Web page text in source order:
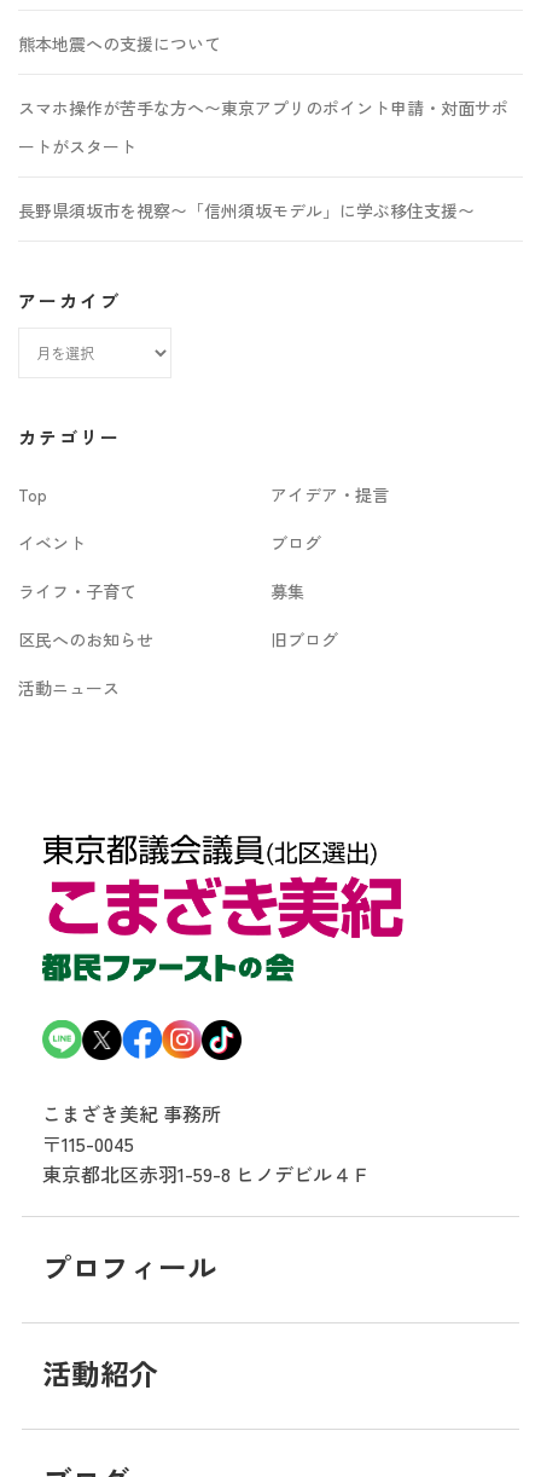
熊本地震への支援について
スマホ操作が苦手な方へ〜東京アプリのポイント申請・対面サポ
ートがスタート
長野県須坂市を視察〜「信州須坂モデル」に学ぶ移住支援〜
アーカイブ
カ
ブ
カテゴリー
Top
アイデア・提言
イベント
ブログ
ライフ・子育て
募集
区民へのお知らせ
旧ブログ
活動ニュース
こまざき美紀 事務所
〒115-0045
東京都北区赤羽1-59-8 ヒノデビル４Ｆ
プロフィール
活動紹介